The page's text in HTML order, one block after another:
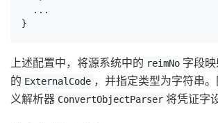
  ...
}
上述配置中，将源系统中的 reimNo 字段
的 ExternalCode ，并指定类型为字符串
义解析器 ConvertObjectParser 将凭证字